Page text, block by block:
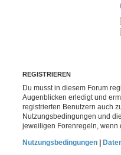
REGISTRIEREN
Du musst in diesem Forum
Augenblicken erledigt und
registrierten Benutzern auch
Nutzungsbedingungen und
jeweiligen Forenregeln, wenn
Nutzungsbedingungen